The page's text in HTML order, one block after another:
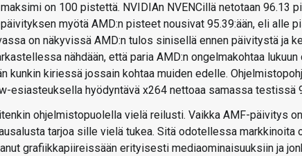
on 100 pistettä. NVIDIAn NVENCillä netotaan 96.13
myötä AMD:n pisteet nousivat 95.39:ään, eli alle
on näkyvissä AMD:n tulos sinisellä ennen päivitystä ja
nähdään, että paria AMD:n ongelmakohtaa
kunkin kiriessä jossain kohtaa muiden edelle.
esiasteuksella hyödyntävä x264 nettoaa samassa testissä
ohjelmistopuolella vielä reilusti. Vaikka AMF-päivitys
tarjoa sille vielä tukea. Sitä odotellessa markkinoita
grafiikkapiireissään erityisesti mediaominaisuuksiin ja